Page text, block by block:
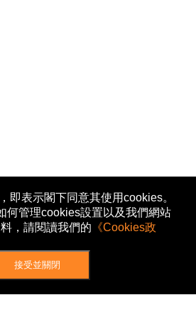
即表示閣下同意其使用cookies。
何管理cookies設置以及我們網站
，請閱讀我們的 《Cookies政
接受並關閉